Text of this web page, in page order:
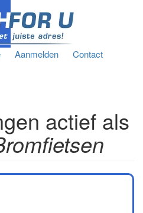
Aanmelden Contact
actief als